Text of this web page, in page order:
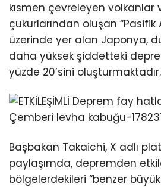
kısmen çevreleyen volkanlar
çukurlarından oluşan “Pasifik
üzerinde yer alan Japonya,
daha yüksek şiddetteki
yüzde 20’sini oluşturmaktadır.
Başbakan Takaichi, X adlı
paylaşımda, depremden
bölgelerdekileri “benzer